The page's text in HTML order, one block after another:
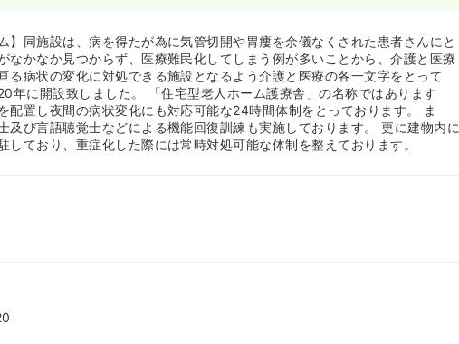
】同施設は、病を得たが為に気管切開や胃瘻を余儀なくされた患者さんにと
なかなか見つからず、医療難民化してしまう例が多いことから、介護と医療
る病状の変化に対処できる施設となるよう介護と医療の各一文字をとって
年に開設致しました。 「住宅型老人ホーム護療舎」の名称ではあります
配置し夜間の病状変化にも対応可能な24時間体制をとっております。 ま
及び言語聴覚士などによる機能回復訓練も実施しております。 更に建物内に
しており、重症化した際には常時対処可能な体制を整えております。